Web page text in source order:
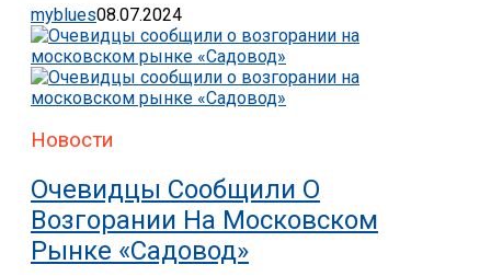
myblues08.07.2024
Новости
Очевидцы Сообщили О
Возгорании На Московском
Рынке «Садовод»